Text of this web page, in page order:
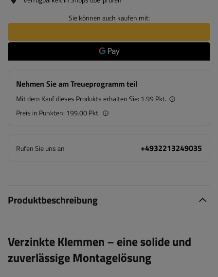
Sie können auch kaufen mit:
Nehmen Sie am Treueprogramm teil
Mit dem Kauf dieses Produkts erhalten Sie: 1.99 Pkt.
Preis in Punkten: 199.00 Pkt.
Rufen Sie uns an +4932213249035
Produktbeschreibung
Verzinkte Klemmen – eine solide und
zuverlässige Montagelösung